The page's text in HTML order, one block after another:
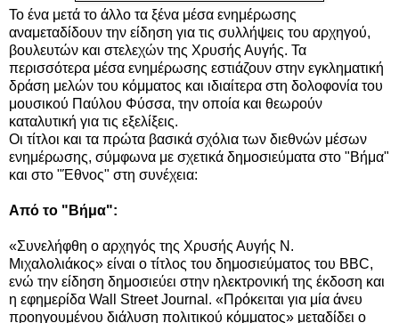
Το ένα μετά το άλλο τα ξένα μέσα ενημέρωσης
αναμεταδίδουν την είδηση για τις συλλήψεις του αρχηγού,
βουλευτών και στελεχών της Χρυσής Αυγής. Τα
περισσότερα μέσα ενημέρωσης εστιάζουν στην εγκληματική
δράση μελών του κόμματος και ιδιαίτερα στη δολοφονία του
μουσικού Παύλου Φύσσα, την οποία και θεωρούν
καταλυτική για τις εξελίξεις.
Οι τίτλοι και τα πρώτα βασικά σχόλια των διεθνών μέσων
ενημέρωσης, σύμφωνα με σχετικά δημοσιεύματα στο "Βήμα"
και στο "Έθνος" στη συνέχεια:
Από το "Βήμα":
«Συνελήφθη ο αρχηγός της Χρυσής Αυγής Ν.
Μιχαλολιάκος» είναι ο τίτλος του δημοσιεύματος του BBC,
ενώ την είδηση δημοσιεύει στην ηλεκτρονική της έκδοση και
η εφημερίδα Wall Street Journal. «Πρόκειται για μία άνευ
προηγουμένου διάλυση πολιτικού κόμματος» μεταδίδει ο